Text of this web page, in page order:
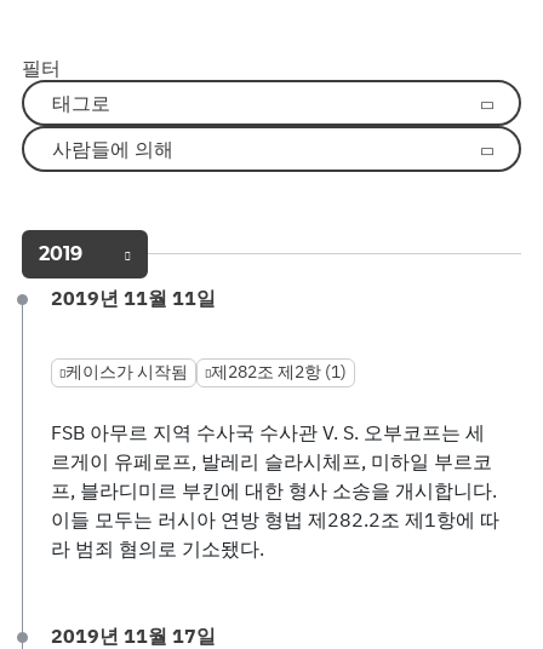
필터
태그로
사람들에 의해
2019
2019년 11월 11일
케이스가 시작됨 제282조 제2항 (1)
FSB 아무르 지역 수사국 수사관 V. S. 오부코프는 세
르게이 유페로프, 발레리 슬라시체프, 미하일 부르코
프, 블라디미르 부킨에 대한 형사 소송을 개시합니다.
이들 모두는 러시아 연방 형법 제282.2조 제1항에 따
라 범죄 혐의로 기소됐다.
2019년 11월 17일